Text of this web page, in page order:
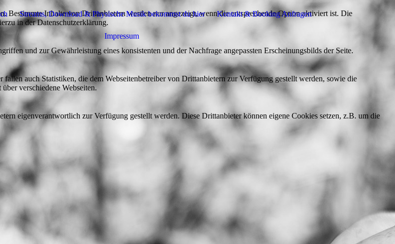
Streams, Download & Physische Musik bekommst du hier Kontakt & Booking Anfragen
Impressum
Bestimmte Inhalte von Drittanbietern werden nur angezeigt, wenn die entsprechende Option aktiviert ist. Die
in der Datenschutzerklärung.
und zur Gewährleistung eines konsistenten und der Nachfrage angepassten Erscheinungsbilds der Seite.
auch Statistiken, die dem Webseitenbetreiber von Drittanbietern zur Verfügung gestellt werden, sowie die
verschiedene Webseiten.
eigenverantwortlich zur Verfügung gestellt werden. Diese Drittanbieter können eigene Cookies setzen, z.B. um die